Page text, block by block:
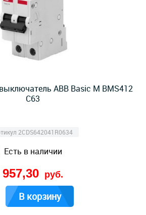
ABB Basic M BMS412
C63
2CDS642041R0634
Есть в наличии
957,30 руб.
В корзину